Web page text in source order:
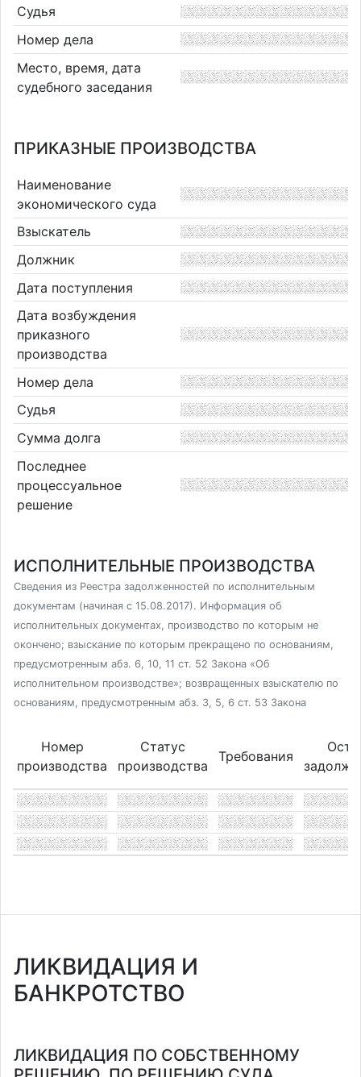
Судья
Номер дела
Место, время, дата
судебного заседания
ПРИКАЗНЫЕ ПРОИЗВОДСТВА
Наименование
экономического суда
Взыскатель
Должник
Дата поступления
Дата возбуждения
приказного
производства
Номер дела
Судья
Сумма долга
Последнее
процессуальное
решение
ИСПОЛНИТЕЛЬНЫЕ ПРОИЗВОДСТВА
Сведения из Реестра задолженностей по исполнительным
документам (начиная с 15.08.2017). Информация об
исполнительных документах, производство по которым не
окончено; взыскание по которым прекращено по основаниям,
предусмотренным абз. 6, 10, 11 ст. 52 Закона «Об
исполнительном производстве»; возвращенных взыскателю по
основаниям, предусмотренным абз. 3, 5, 6 ст. 53 Закона
Номер
производства
Статус
производства
Требования
ЛИКВИДАЦИЯ И
БАНКРОТСТВО
ЛИКВИДАЦИЯ ПО СОБСТВЕННОМУ